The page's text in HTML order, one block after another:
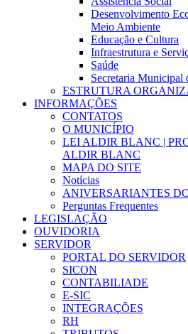
Desenvolvimento
Meio Ambiente
Educação e Cultura
Infraestrutura e
Saúde
Secretaria Municipal
ESTRUTURA
INFORMAÇÕES
CONTATOS
O MUNICÍPIO
LEI ALDIR BLANC |
ALDIR BLANC
MAPA DO SITE
Notícias
ANIVERSARIANTES
Perguntas Frequentes
LEGISLAÇÃO
OUVIDORIA
SERVIDOR
PORTAL DO SERVIDOR
SICON
CONTABILIADE
E-SIC
INTEGRAÇÕES
RH